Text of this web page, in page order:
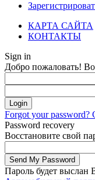
КАРТА САЙТА
КОНТАКТЫ
Sign in
Добро пожаловать!
Forgot your password?
Password recovery
Восстановите свой
Пароль будет выслан